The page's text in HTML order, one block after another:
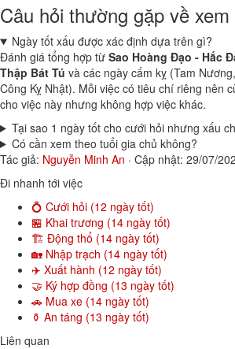
Câu hỏi thường gặp về
Ngày tốt xấu được xác định dựa trên gì?
Đánh giá tổng hợp từ Sao Hoàng Đạo - Hắc
Thập Bát Tú và các ngày cấm kỵ (Tam
Công Kỵ Nhật). Mỗi việc có tiêu chí riêng nên
cho việc này nhưng không hợp việc khác.
Tại sao 1 ngày tốt cho cưới hỏi nhưng xấu
Có cần xem theo tuổi gia chủ không?
Tác giả: Nguyễn Minh An · Cập nhật: 29/07/
Đi nhanh tới việc
💍 Cưới hỏi (12 ngày tốt)
🏪 Khai trương (14 ngày tốt)
🏗️ Động thổ (14 ngày tốt)
🏡 Nhập trạch (14 ngày tốt)
✈️ Xuất hành (12 ngày tốt)
🤝 Ký hợp đồng (13 ngày tốt)
🚗 Mua xe (14 ngày tốt)
⚱️ An táng (13 ngày tốt)
Liên quan